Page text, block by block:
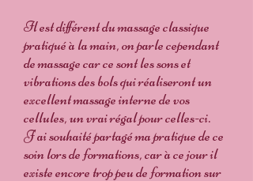
Il est différent du massage classique
pratiqué à la main, on parle cependant
de massage car ce sont les sons et
vibrations des bols qui réaliseront un
excellent massage interne de vos
cellules, un vrai régal pour celles-ci.
J'ai souhaité partagé ma pratique de ce
soin lors de formations, car à ce jour il
existe encore trop peu de formation sur